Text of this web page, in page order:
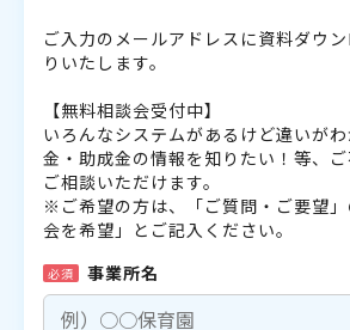
ご入力のメールアドレスに資料ダウ
りいたします。
【無料相談会受付中】
いろんなシステムがあるけど違いが
金・助成金の情報を知りたい！等、
ご相談いただけます。
※ご希望の方は、「ご質問・ご要望
会を希望」とご記入ください。
必須 事業所名